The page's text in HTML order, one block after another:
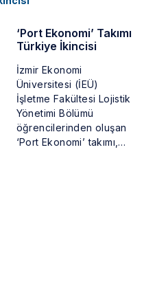
‘Port Ekonomi’ Takımı
Türkiye İkincisi
İzmir Ekonomi
Üniversitesi (İEÜ)
İşletme Fakültesi Lojistik
Yönetimi Bölümü
öğrencilerinden oluşan
‘Port Ekonomi’ takımı,